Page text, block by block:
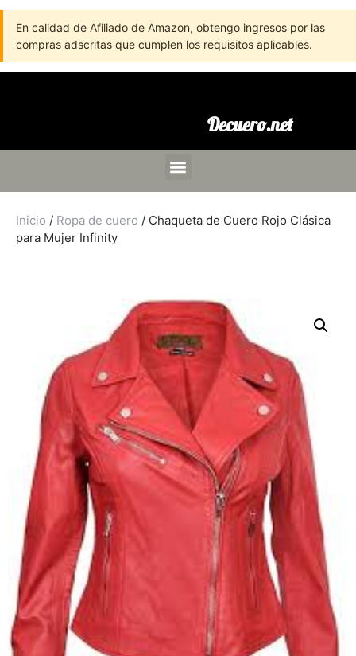
En calidad de Afiliado de Amazon, obtengo ingresos por las
compras adscritas que cumplen los requisitos aplicables.
Decuero.net
Inicio / Ropa de cuero / Chaqueta de Cuero Rojo Clásica
para Mujer Infinity